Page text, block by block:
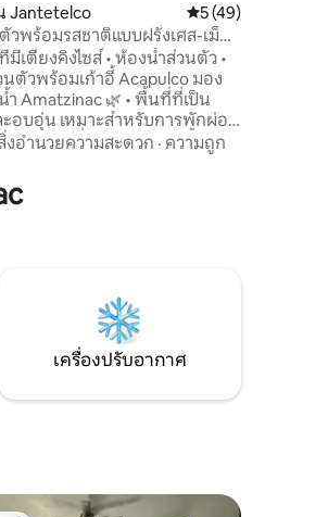
Jantetelco คะแนนเฉลี่ย 5 จาก
5 (49)
พร้อมรสชาติแบบฝรั่งเศส-เม็กซิ
เตียงคิงไซส์ • ห้องน้ำส่วนตัว •
นตัวพร้อมเก้าอี้ Acapulco มอง
ำ Amatzinac 🌿 • พื้นที่ที่เป็น
อบอุ่น เหมาะสำหรับการพักผ่อน
ห้องพักในที่พัก) • สระว่ายน้ำ
อาบแดดและผ้าขนหนู • ร้าน
พัก (สำหรับผู้เข้าพักโดยเฉพาะ)
มีที่พักอื่นใน Airbnb: โดมแบบจี
งอำนวยความสะดวก · ความถูก
เครื่องปรับอากาศ